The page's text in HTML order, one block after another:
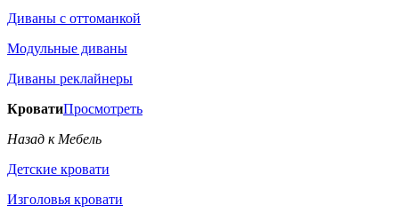
Диваны с оттоманкой
Модульные диваны
Диваны реклайнеры
КроватиПросмотреть
Назад к Мебель
Детские кровати
Изголовья кровати